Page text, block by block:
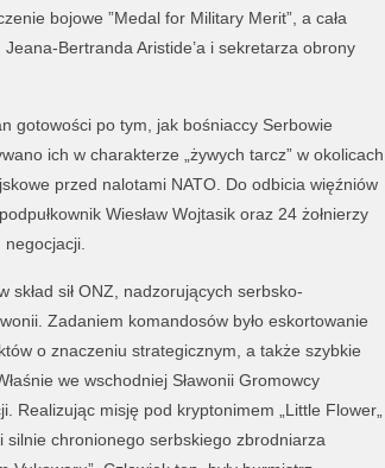
bojowe ”Medal for Military Merit”, a cała
Bertranda Aristide’a i sekretarza obrony
gotowości po tym, jak bośniaccy Serbowie
ich w charakterze „żywych tarcz” w okolicach
przed nalotami NATO. Do odbicia więźniów
Wiesław Wojtasik oraz 24 żołnierzy
sił ONZ, nadzorujących serbsko-
Zadaniem komandosów było eskortowanie
o znaczeniu strategicznym, a także szybkie
we wschodniej Sławonii Gromowcy
Realizując misję pod kryptonimem „Little Flower„
silnie chronionego serbskiego zbrodniarza